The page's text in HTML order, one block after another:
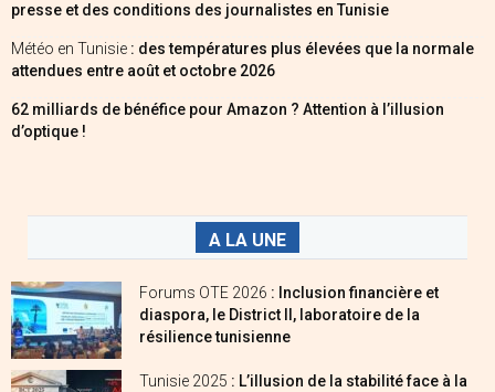
presse et des conditions des journalistes en Tunisie
Météo en Tunisie : des températures plus élevées que la normale
attendues entre août et octobre 2026
62 milliards de bénéfice pour Amazon ? Attention à l’illusion
d’optique !
A LA UNE
Forums OTE 2026 : Inclusion financière et
diaspora, le District II, laboratoire de la
résilience tunisienne
Tunisie 2025 : L’illusion de la stabilité face à la